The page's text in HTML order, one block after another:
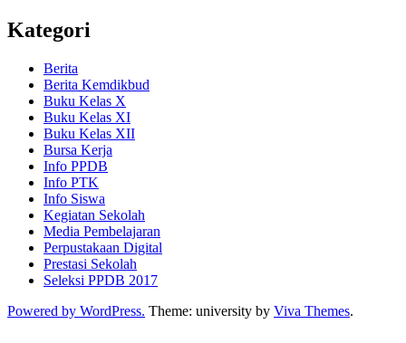
Kategori
Berita
Berita Kemdikbud
Buku Kelas X
Buku Kelas XI
Buku Kelas XII
Bursa Kerja
Info PPDB
Info PTK
Info Siswa
Kegiatan Sekolah
Media Pembelajaran
Perpustakaan Digital
Prestasi Sekolah
Seleksi PPDB 2017
Powered by WordPress. Theme: university by Viva Themes.